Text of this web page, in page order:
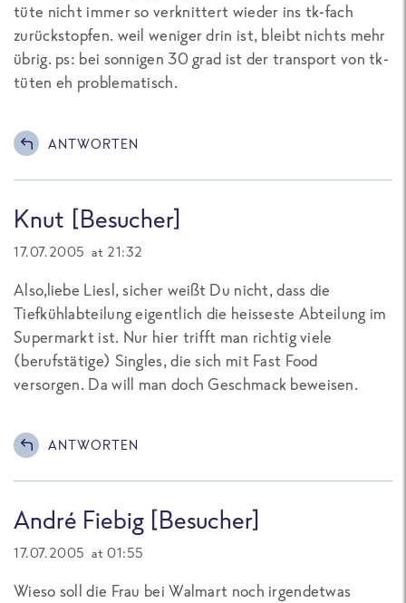
tüte nicht immer so verknittert wieder ins tk-fach
zurückstopfen. weil weniger drin ist, bleibt nichts mehr
übrig. ps: bei sonnigen 30 grad ist der transport von tk-
tüten eh problematisch.
ANTWORTEN
Knut [Besucher]
17.07.2005 at 21:32
Also,liebe Liesl, sicher weißt Du nicht, dass die
Tiefkühlabteilung eigentlich die heisseste Abteilung im
Supermarkt ist. Nur hier trifft man richtig viele
(berufstätige) Singles, die sich mit Fast Food
versorgen. Da will man doch Geschmack beweisen.
ANTWORTEN
André Fiebig [Besucher]
17.07.2005 at 01:55
Wieso soll die Frau bei Walmart noch irgendetwas